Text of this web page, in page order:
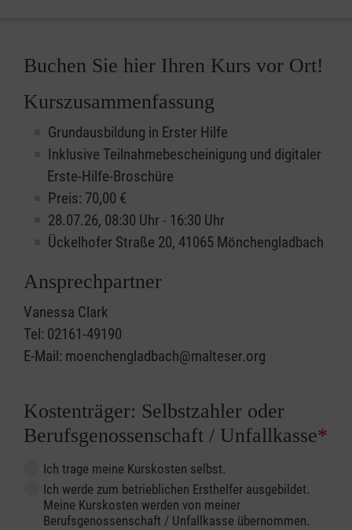
Buchen Sie hier Ihren Kurs vor Ort!
Kurszusammenfassung
Grundausbildung in Erster Hilfe
Inklusive Teilnahmebescheinigung und digitaler
Erste-Hilfe-Broschüre
Preis: 70,00 €
28.07.26, 08:30 Uhr - 16:30 Uhr
Ückelhofer Straße 20, 41065 Mönchengladbach
Ansprechpartner
Vanessa Clark
Tel: 02161-49190
E-Mail: moenchengladbach@malteser.org
Kostenträger: Selbstzahler oder
Berufsgenossenschaft / Unfallkasse*
Ich trage meine Kurskosten selbst.
Ich werde zum betrieblichen Ersthelfer ausgebildet.
Meine Kurskosten werden von meiner
Berufsgenossenschaft / Unfallkasse übernommen.